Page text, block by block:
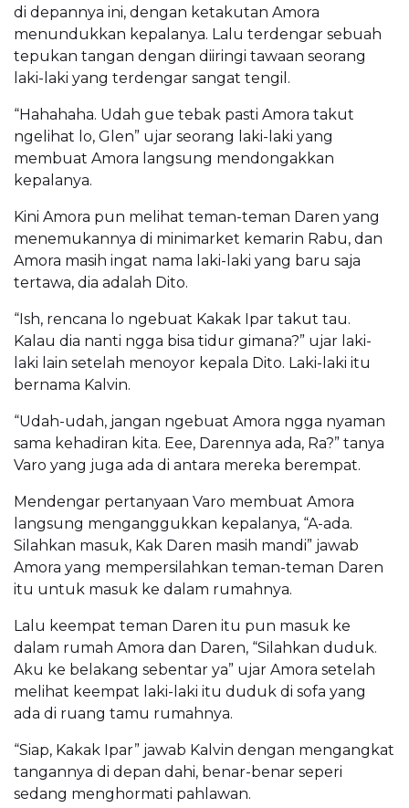
di depannya ini, dengan ketakutan Amora
menundukkan kepalanya. Lalu terdengar sebuah
tepukan tangan dengan diiringi tawaan seorang
laki-laki yang terdengar sangat tengil.
“Hahahaha. Udah gue tebak pasti Amora takut
ngelihat lo, Glen” ujar seorang laki-laki yang
membuat Amora langsung mendongakkan
kepalanya.
Kini Amora pun melihat teman-teman Daren yang
menemukannya di minimarket kemarin Rabu, dan
Amora masih ingat nama laki-laki yang baru saja
tertawa, dia adalah Dito.
“Ish, rencana lo ngebuat Kakak Ipar takut tau.
Kalau dia nanti ngga bisa tidur gimana?” ujar laki-
laki lain setelah menoyor kepala Dito. Laki-laki itu
bernama Kalvin.
“Udah-udah, jangan ngebuat Amora ngga nyaman
sama kehadiran kita. Eee, Darennya ada, Ra?” tanya
Varo yang juga ada di antara mereka berempat.
Mendengar pertanyaan Varo membuat Amora
langsung menganggukkan kepalanya, “A-ada.
Silahkan masuk, Kak Daren masih mandi” jawab
Amora yang mempersilahkan teman-teman Daren
itu untuk masuk ke dalam rumahnya.
Lalu keempat teman Daren itu pun masuk ke
dalam rumah Amora dan Daren, “Silahkan duduk.
Aku ke belakang sebentar ya” ujar Amora setelah
melihat keempat laki-laki itu duduk di sofa yang
ada di ruang tamu rumahnya.
“Siap, Kakak Ipar” jawab Kalvin dengan mengangkat
tangannya di depan dahi, benar-benar seperi
sedang menghormati pahlawan.